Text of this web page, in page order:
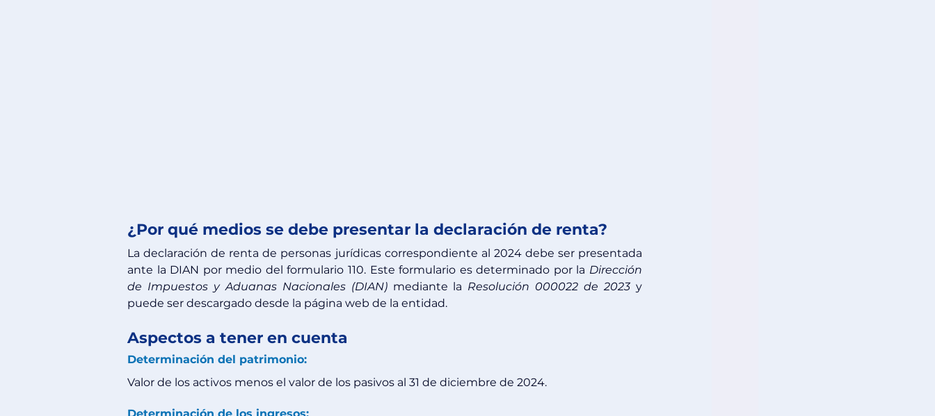
¿Por qué medios se debe presentar la declaración de renta?
La declaración de renta de personas jurídicas correspondiente al 2024 debe ser presentada
ante la DIAN por medio del formulario 110. Este formulario es determinado por la Dirección
de Impuestos y Aduanas Nacionales (DIAN) mediante la Resolución 000022 de 2023 y
puede ser descargado desde la página web de la entidad.
Aspectos a tener en cuenta
Determinación del patrimonio:
Valor de los activos menos el valor de los pasivos al 31 de diciembre de 2024.